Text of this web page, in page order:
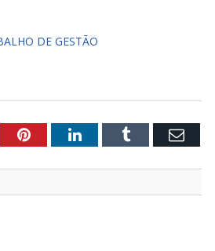
DE GESTÃO
PinterestLinkedInTumblr Email